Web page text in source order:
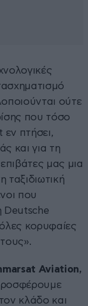
ούτε
που τόσο
πτήσει,
και για τη
μας μια
ταξιδιωτική
που
Deutsche
κορυφαίες
Aviation,
κλάδο και